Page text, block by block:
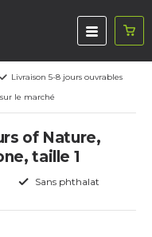
Livraison 5-8 jours ouvrables
le marché
of Nature,
taille 1
Sans phthalat